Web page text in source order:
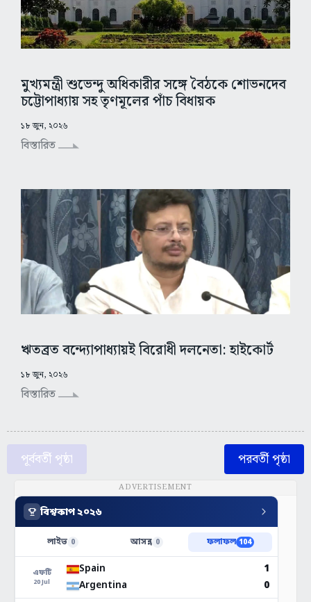
মুখ্যমন্ত্রী শুভেন্দু অধিকারীর সঙ্গে বৈঠকে শোভনদেব
চট্টোপাধ্যায় সহ তৃণমূলের পাঁচ বিধায়ক
১৮ জুন, ২০২৬
বিস্তারিত
ঋতব্রত বন্দ্যোপাধ্যায়ই বিরোধী দলনেতা: হাইকোর্ট
১৮ জুন, ২০২৬
বিস্তারিত
পূর্ববর্তী পৃষ্ঠা পরবর্তী পৃষ্ঠা
ADVERTISEMENT